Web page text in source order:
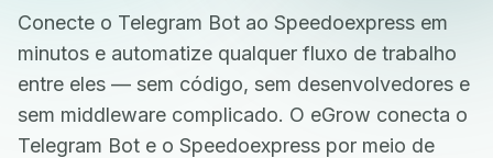
Conecte o Telegram Bot ao Speedoexpress em
minutos e automatize qualquer fluxo de trabalho
entre eles — sem código, sem desenvolvedores e
sem middleware complicado. O eGrow conecta o
Telegram Bot e o Speedoexpress por meio de